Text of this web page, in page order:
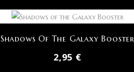
Shadows Of The Galaxy Booster
2,95 €